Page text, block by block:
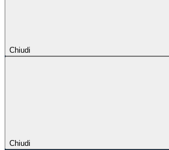
Chiudi
Chiudi